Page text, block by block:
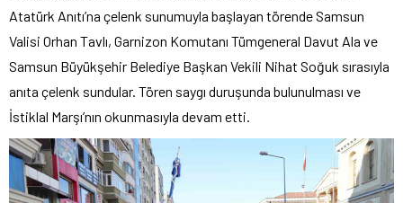
Atatürk Anıtı’na çelenk sunumuyla başlayan törende Samsun
Valisi Orhan Tavlı, Garnizon Komutanı Tümgeneral Davut Ala ve
Samsun Büyükşehir Belediye Başkan Vekili Nihat Soğuk sırasıyla
anıta çelenk sundular. Tören saygı duruşunda bulunulması ve
İstiklal Marşı’nın okunmasıyla devam etti.